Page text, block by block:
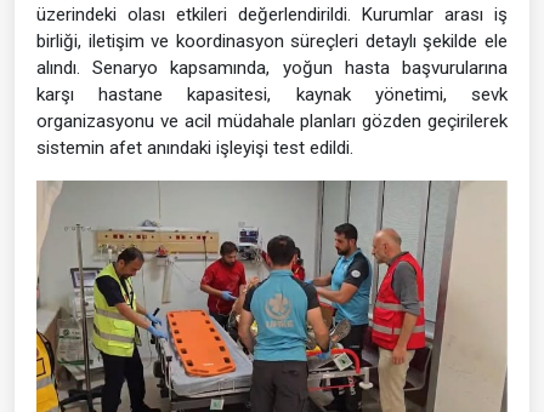
üzerindeki olası etkileri değerlendirildi. Kurumlar arası iş
birliği, iletişim ve koordinasyon süreçleri detaylı şekilde ele
alındı. Senaryo kapsamında, yoğun hasta başvurularına
karşı hastane kapasitesi, kaynak yönetimi, sevk
organizasyonu ve acil müdahale planları gözden geçirilerek
sistemin afet anındaki işleyişi test edildi.